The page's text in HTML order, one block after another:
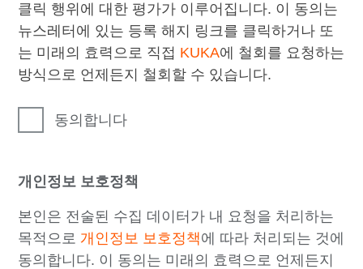
클릭 행위에 대한 평가가 이루어집니다. 이 동의는
뉴스레터에 있는 등록 해지 링크를 클릭하거나 또
는 미래의 효력으로 직접 KUKA에 철회를 요청하는
방식으로 언제든지 철회할 수 있습니다.
동의합니다
개인정보 보호정책
본인은 전술된 수집 데이터가 내 요청을 처리하는
목적으로개인정보 보호정책에 따라 처리되는 것에
동의합니다. 이 동의는 미래의 효력으로 언제든지